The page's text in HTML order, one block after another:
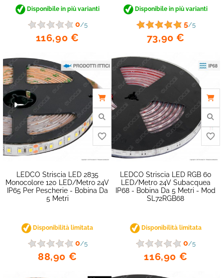
Disponibile in più varianti
0/5
116,90 €
Disponibile in più varianti
5/5
73,90 €
LEDCO Striscia LED 2835
Monocolore 120 LED/metro 24V
IP65 Per Pescherie - Bobina Da
5 Metri
Disponibilità limitata
0/5
88,90 €
LEDCO Striscia LED RGB 60
LED/metro 24V Subacquea
IP68 - Bobina Da 5 Metri - Mod
SL72RGB68
Disponibilità limitata
0/5
116,90 €